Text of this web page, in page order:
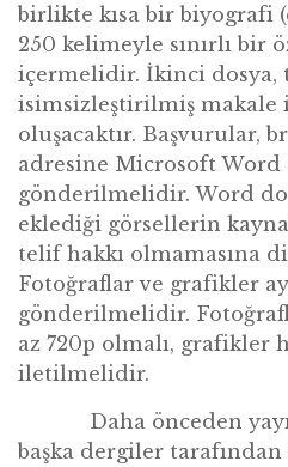
birlikte kısa bir biyografi
250 kelimeyle sınırlı bir ö
içermelidir. İkinci dosya,
isimsizleştirilmiş makale
oluşacaktır. Başvurular,
adresine Microsoft Word
gönderilmelidir. Word
eklediği görsellerin
telif hakkı olmamasına
Fotoğraflar ve grafikler
gönderilmelidir.
az 720p olmalı, grafikler
iletilmelidir.
Daha önceden
başka dergiler